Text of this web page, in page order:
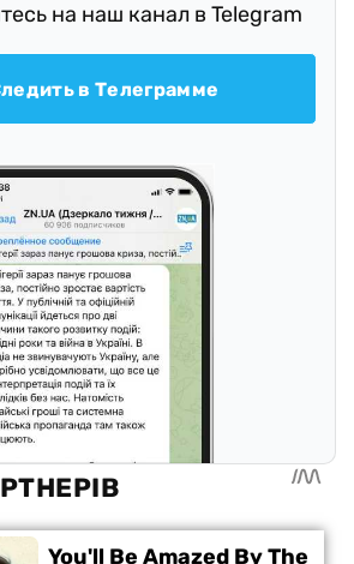
на наш канал в Telegram
в Телеграмме